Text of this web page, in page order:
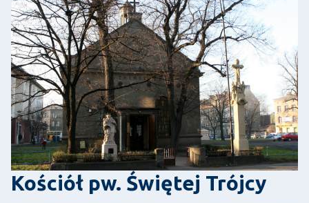
Kościół pw. Świętej Trójcy